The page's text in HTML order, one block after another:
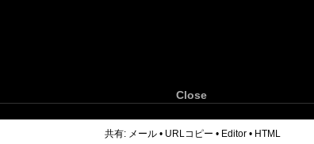
Close
共有: メール • URLコピー • Editor • HTML